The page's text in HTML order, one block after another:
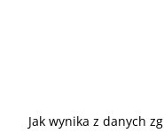
Jak wynika z danych